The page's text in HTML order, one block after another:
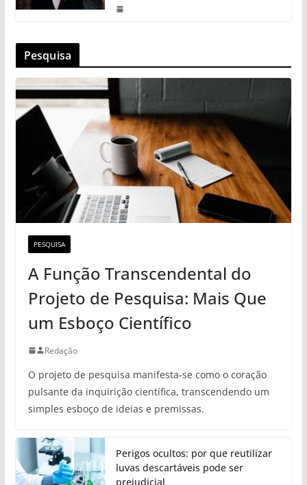
Pesquisa
PESQUISA
A Função Transcendental do
Projeto de Pesquisa: Mais Que
um Esboço Científico
Redação
O projeto de pesquisa manifesta-se como o coração
pulsante da inquirição científica, transcendendo um
simples esboço de ideias e premissas.
Perigos ocultos: por que reutilizar
luvas descartáveis pode ser
prejudicial